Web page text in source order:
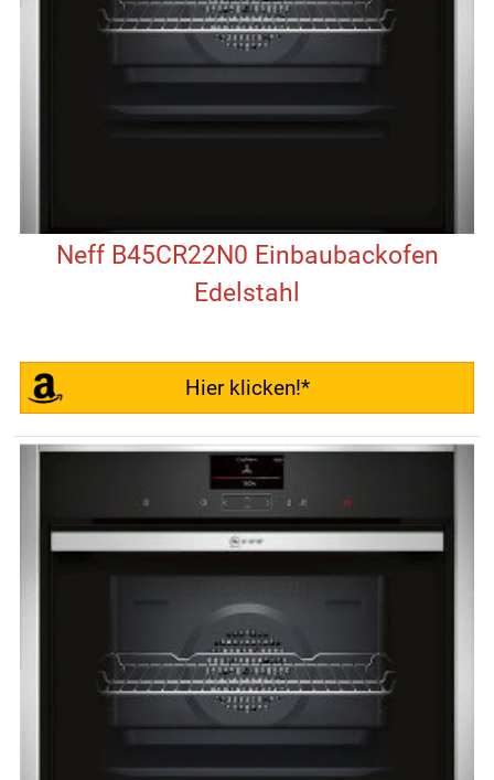
Neff B45CR22N0 Einbaubackofen
Edelstahl
Hier klicken!*